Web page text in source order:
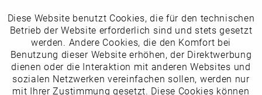
Folgen Sie uns auf Instagram
horsch_schuhe
Newsletter
Funktionale Aktiv
Marketing Inaktiv
Tracking Inaktiv
Diese Website benutzt Cookies, die für den technischen
Betrieb der Website erforderlich sind und stets gesetzt
werden. Andere Cookies, die den Komfort bei
Benutzung dieser Website erhöhen, der Direktwerbung
dienen oder die Interaktion mit anderen Websites und
sozialen Netzwerken vereinfachen sollen, werden nur
mit Ihrer Zustimmung gesetzt. Diese Cookies können